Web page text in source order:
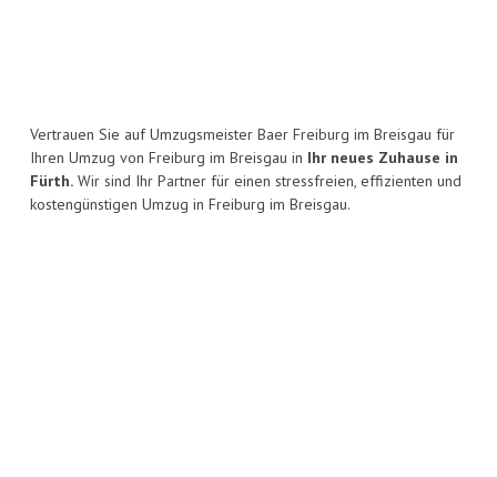
Vertrauen Sie auf Umzugsmeister Baer Freiburg im Breisgau für
Ihren Umzug von Freiburg im Breisgau in Ihr neues Zuhause in
Fürth. Wir sind Ihr Partner für einen stressfreien, effizienten und
kostengünstigen Umzug in Freiburg im Breisgau.